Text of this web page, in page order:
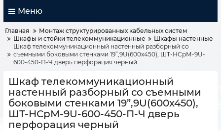
Меню
Главная
Монтаж структурированных кабельных систем
Шкафы и стойки телекоммуникационные
Шкафы настенные
Шкаф телекоммуникационный настенный разборный со
съемными боковыми стенками 19”,9U(600x450), ШТ-НСрМ-9U-
600-450-П-Ч дверь перфорация черный
Шкаф телекоммуникационный
настенный разборный со съемными
боковыми стенками 19”,9U(600x450),
ШТ-НСрМ-9U-600-450-П-Ч дверь
перфорация черный